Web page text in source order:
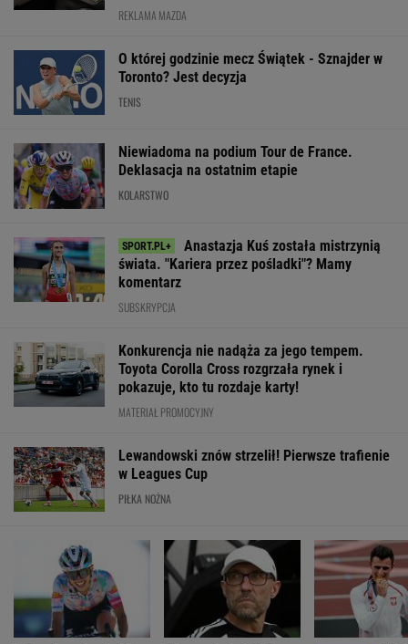
REKLAMA MAZDA
O której godzinie mecz Świątek - Sznajder w
Toronto? Jest decyzja
TENIS
Niewiadoma na podium Tour de France.
Deklasacja na ostatnim etapie
KOLARSTWO
Anastazja Kuś została mistrzynią
świata. "Kariera przez pośladki"? Mamy
komentarz
SUBSKRYPCJA
Konkurencja nie nadąża za jego tempem.
Toyota Corolla Cross rozgrzała rynek i
pokazuje, kto tu rozdaje karty!
MATERIAŁ PROMOCYJNY
Lewandowski znów strzelił! Pierwsze trafienie
w Leagues Cup
PIŁKA NOŻNA